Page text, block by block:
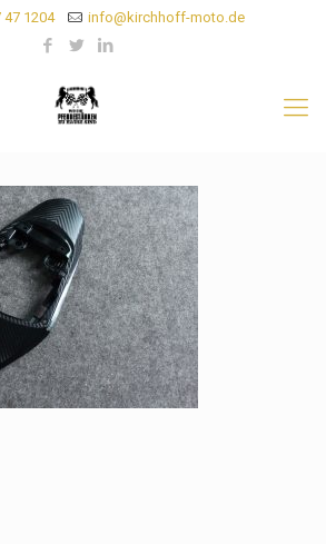
47 1204 info@kirchhoff-moto.de